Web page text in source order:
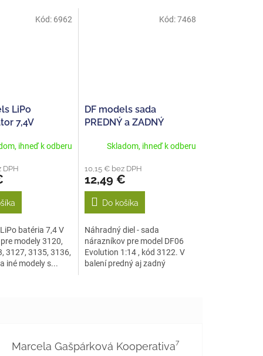
LiPo
7,4V
3127, 3135,
ihneď k odberu
DPH
batéria 7,4 V
modely 3120,
3127, 3135, 3136,
iné modely s...
Kód: 6962
DF models sada
PREDNÝ a ZADNÝ
Skladom, ihneď k odberu
10,15 € bez DPH
12,49 €
Do košíka
Náhradný diel - sada
nárazníkov pre model DF06
Evolution 1:14 , kód 3122. V
balení predný aj zadný
Kód:7468
Marcela Gašpárková Kooperativa⁷